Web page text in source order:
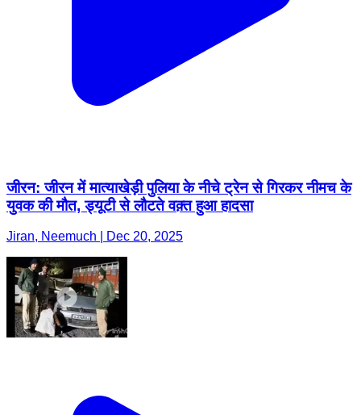
जीरन: जीरन में मात्याखेड़ी पुलिया के नीचे ट्रेन से गिरकर नीमच के
युवक की मौत, ड्यूटी से लौटते वक़्त हुआ हादसा
Jiran, Neemuch | Dec 20, 2025